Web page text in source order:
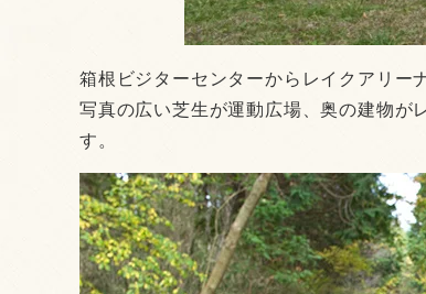
箱根ビジターセンターからレイクアリー
写真の広い芝生が運動広場、奥の建物が
す。